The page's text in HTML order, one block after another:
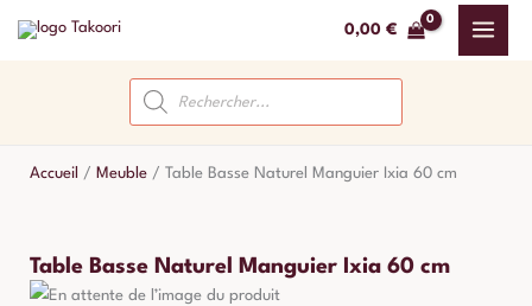
0,00 €
Recherche
de
produits
Accueil / Meuble / Table Basse Naturel Manguier Ixia 60 cm
Table Basse Naturel Manguier Ixia 60 cm